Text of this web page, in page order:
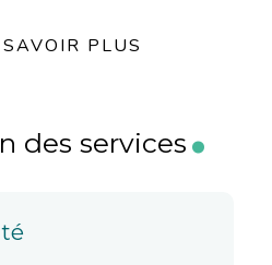
PLUS
des services .